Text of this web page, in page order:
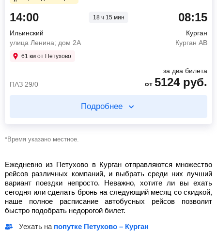
19:45
08:15
Курган АВ
12:25
16:04
автовокзал Пермь
руб.
12 ч 30 мин в пути
19:45
Пермь
автовокзал Пермь
08:15
Курган
Курган АВ
14:00 18 ч 15 мин
Ильинский
улица Ленина; дом 2А
61 км от Петухово
08:15
Курган
Курган АВ
ПАЗ 29/0
за два билета
от 5124 руб.
Подробнее
14:00
Ильинский
улица Ленина; дом 2А
15:14
Пермь
трасса 57К-0016
*Время указано местное.
Ежедневно из Петухово в Курган отправляются множество
рейсов различных компаний, и выбрать среди них лучший
вариант поездки непросто. Неважно, хотите ли вы ехать
сегодня или сделать бронь на следующий месяц со скидкой,
наше полное расписание автобусных рейсов позволит
быстро подобрать недорогой билет.
Уехать на попутке Петухово – Курган